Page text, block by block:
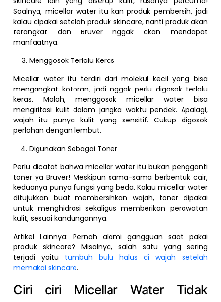
Soalnya, micellar water itu kan produk pembersih, jadi
kalau dipakai setelah produk skincare, nanti produk akan
terangkat dan Bruver nggak akan mendapat
manfaatnya.
Menggosok Terlalu Keras
Micellar water itu terdiri dari molekul kecil yang bisa
mengangkat kotoran, jadi nggak perlu digosok terlalu
keras. Malah, menggosok micellar water bisa
mengiritasi kulit dalam jangka waktu pendek. Apalagi,
wajah itu punya kulit yang sensitif. Cukup digosok
perlahan dengan lembut.
Digunakan Sebagai Toner
Perlu dicatat bahwa micellar water itu bukan pengganti
toner ya Bruver! Meskipun sama-sama berbentuk cair,
keduanya punya fungsi yang beda. Kalau micellar water
ditujukkan buat membersihkan wajah, toner dipakai
untuk menghidrasi sekaligus memberikan perawatan
kulit, sesuai kandungannya.
Artikel Lainnya: Pernah alami gangguan saat pakai
produk skincare? Misalnya, salah satu yang sering
terjadi yaitu tumbuh bulu halus di wajah setelah
memakai skincare.
Ciri ciri Micellar Water Tidak